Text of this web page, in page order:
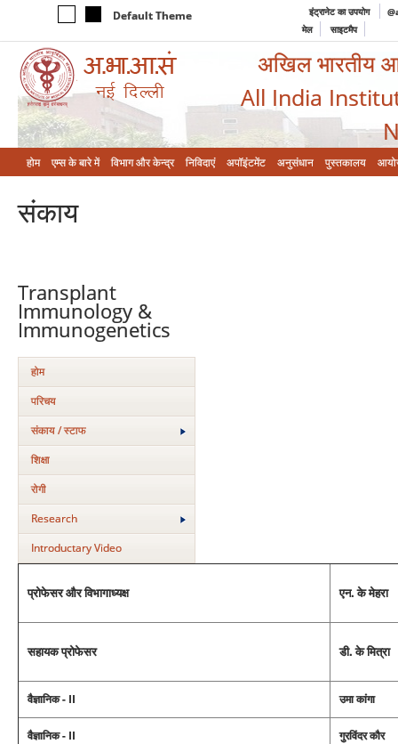
Default Theme इंट्रानेट का उपयोग
मेल
साइटमैप
अखिल भारतीय
All India
होम एम्‍स के बारे में विभाग और केन्‍द्र निविदाएं अपॉइंटमेंट अनुसंधान पुस्तकालय
संकाय
Transplant
Immunology &
Immunogenetics
होम
परिचय
संकाय / स्टाफ
शिक्षा
रोगी
Research
Introductary Video
प्रोफेसर और विभागाध्‍यक्ष एन. के मेहरा
सहायक प्रोफेसर डी. के मित्रा
वैज्ञानिक - II उमा कांगा
वैज्ञानिक - II गुरविंदर कौर